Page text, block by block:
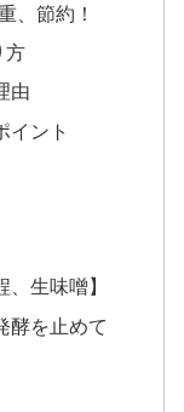
、節約！
方
由
イント
生味噌】
酵を止めて